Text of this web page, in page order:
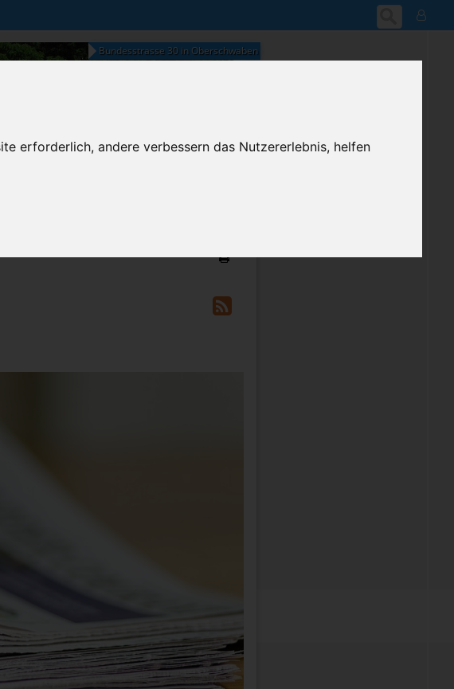
erforderlich, andere verbessern das Nutzererlebnis, helfen
Bundesstrasse 30 in Oberschwaben